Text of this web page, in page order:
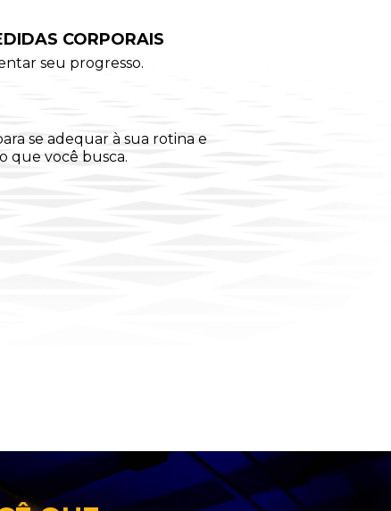
CORPORAIS
seu progresso.
se adequar à sua rotina e
que você busca.